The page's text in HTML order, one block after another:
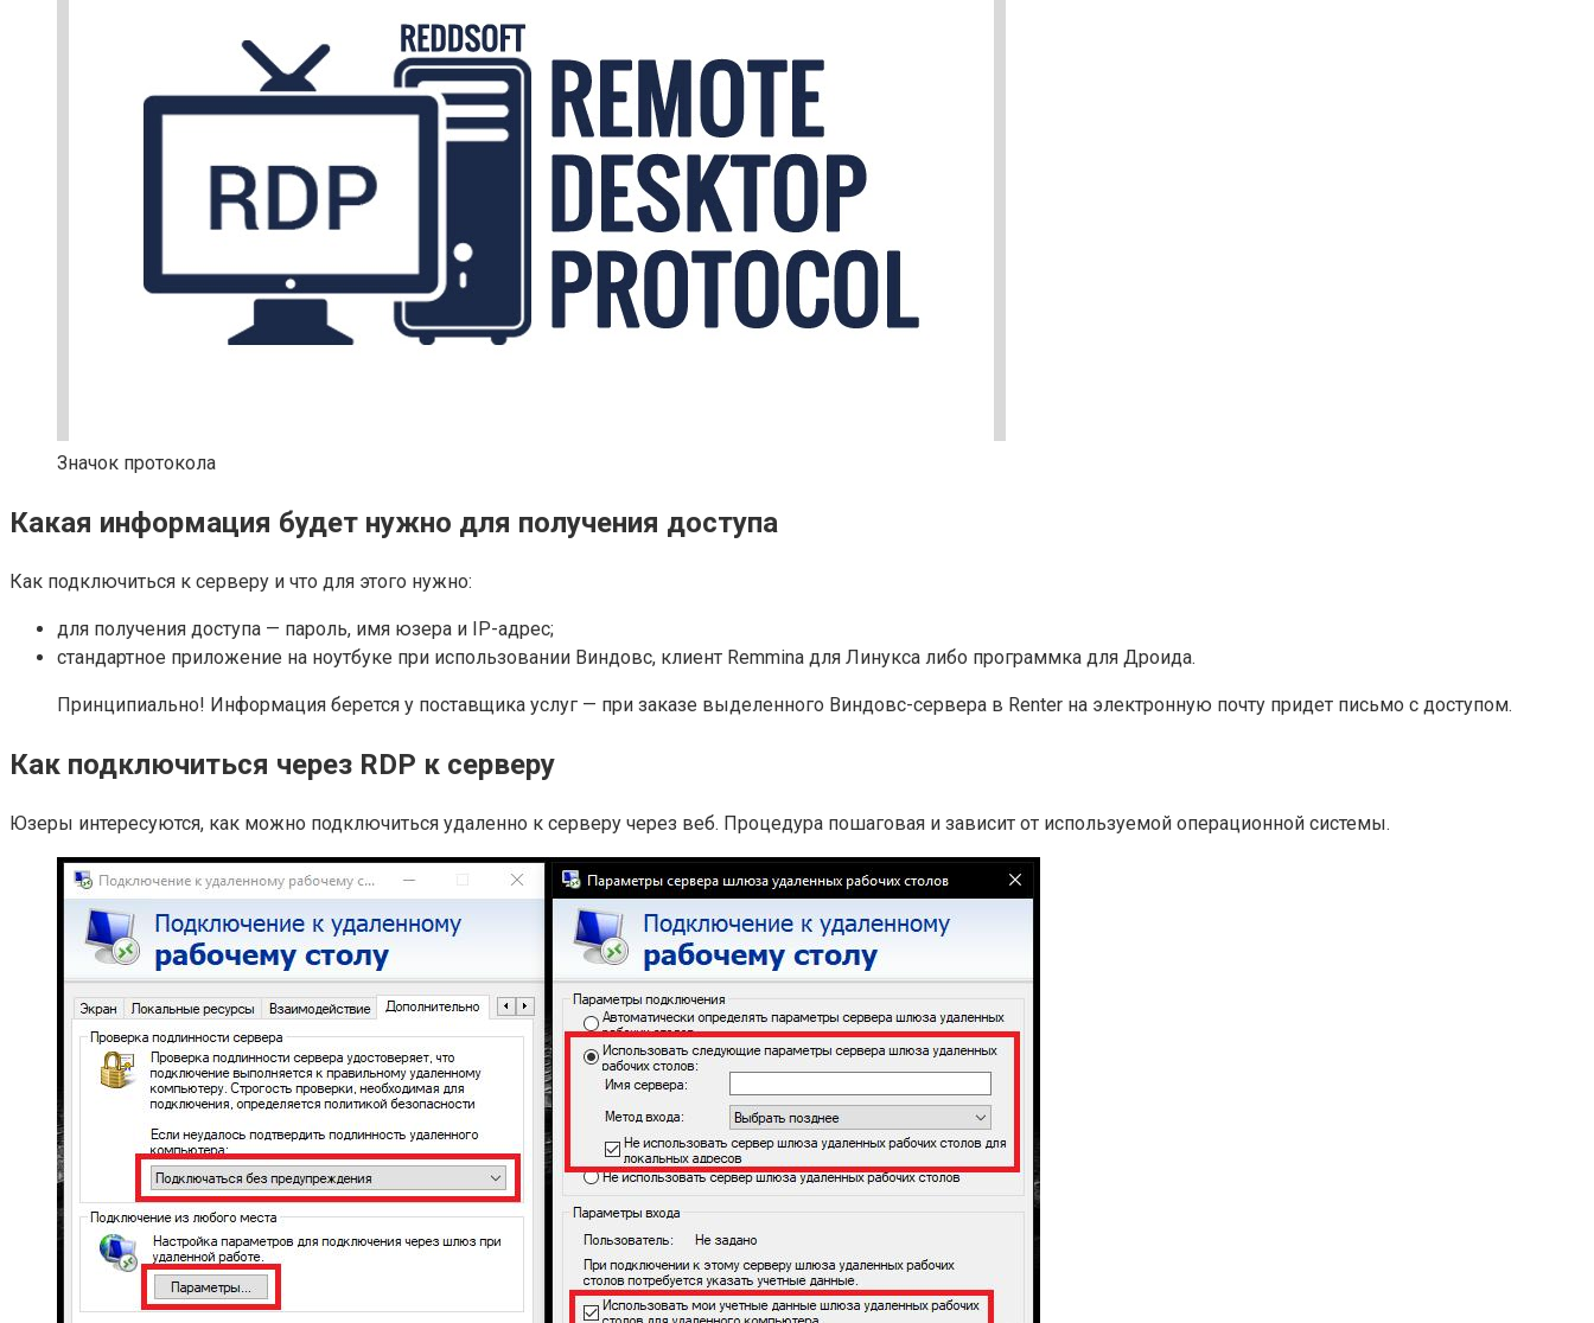
Значок протокола
Какая информация будет нужно для получения доступа
Как подключиться к серверу и что для этого нужно:
для получения доступа — пароль, имя юзера и IP-адрес;
стандартное приложение на ноутбуке при использовании Виндовс, клиент Remmina для Линукса либо программка для Дроида.
Принципиально! Информация берется у поставщика услуг — при заказе выделенного Виндовс-сервера в Renter на электронную почту придет письмо с доступом.
Как подключиться через RDP к серверу
Юзеры интересуются, как можно подключиться удаленно к серверу через веб. Процедура пошаговая и зависит от используемой операционной системы.